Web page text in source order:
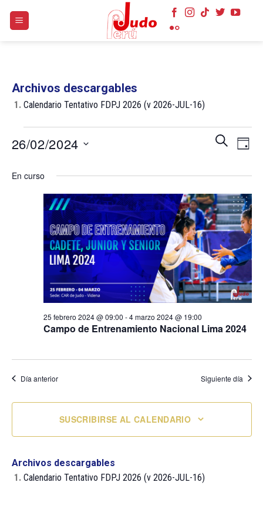
Archivos descargables
1. Calendario Tentativo FDPJ 2026 (v 2026-JUL-16)
en
26
y
vistas
de
Eventos
BUSCAR
de
DÍA
26/02/2024
la
En curso
Campo de Entrenamiento Nacional Lima 2024
25 febrero 2024 @ 09:00 -4 marzo 2024 @ 19:00
Día anterior Siguiente día
SUSCRIBIRSE AL CALENDARIO
Archivos descargables
1. Calendario Tentativo FDPJ 2026 (v 2026-JUL-16)